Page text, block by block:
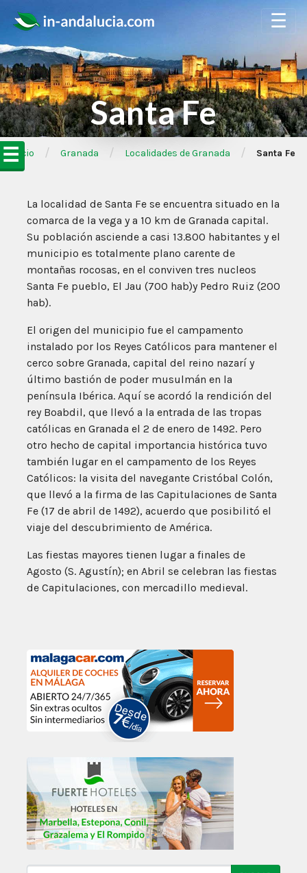
☰
☰
Santa Fe
➦Inicio / Granada / Localidades de Granada / Santa Fe
La localidad de Santa Fe se encuentra situado en la
comarca de la vega y a 10 km de Granada capital.
Su población asciende a casi 13.800 habitantes y el
municipio es totalmente plano carente de
montañas rocosas, en el conviven tres nucleos
Santa Fe pueblo, El Jau (700 hab)y Pedro Ruiz (200
hab).
El origen del municipio fue el campamento
instalado por los Reyes Católicos para mantener el
cerco sobre Granada, capital del reino nazarí y
último bastión de poder musulmán en la
península Ibérica. Aquí se acordó la rendición del
rey Boabdil, que llevó a la entrada de las tropas
católicas en Granada el 2 de enero de 1492. Pero
otro hecho de capital importancia histórica tuvo
también lugar en el campamento de los Reyes
Católicos: la visita del navegante Cristóbal Colón,
que llevó a la firma de las Capitulaciones de Santa
Fe (17 de abril de 1492), acuerdo que posibilitó el
viaje del descubrimiento de América.
Las fiestas mayores tienen lugar a finales de
Agosto (S. Agustín); en Abril se celebran las fiestas
de Capitulaciones, con mercadillo medieval.